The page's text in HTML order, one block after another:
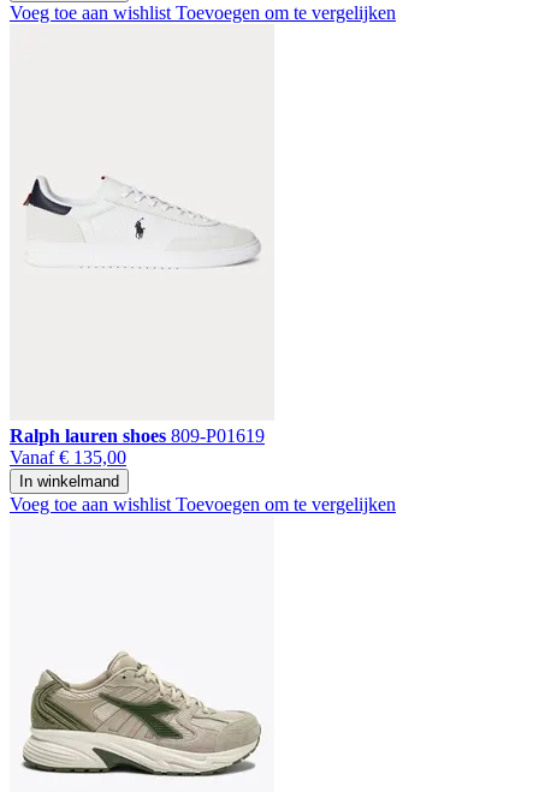
Voeg toe aan wishlist Toevoegen om te vergelijken
Ralph lauren shoes 809-P01619
Vanaf € 135,00
In winkelmand
Voeg toe aan wishlist Toevoegen om te vergelijken